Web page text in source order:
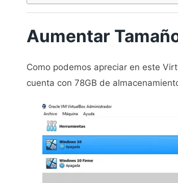
Aumentar
Como podemos apreciar en este
cuenta con 78GB de